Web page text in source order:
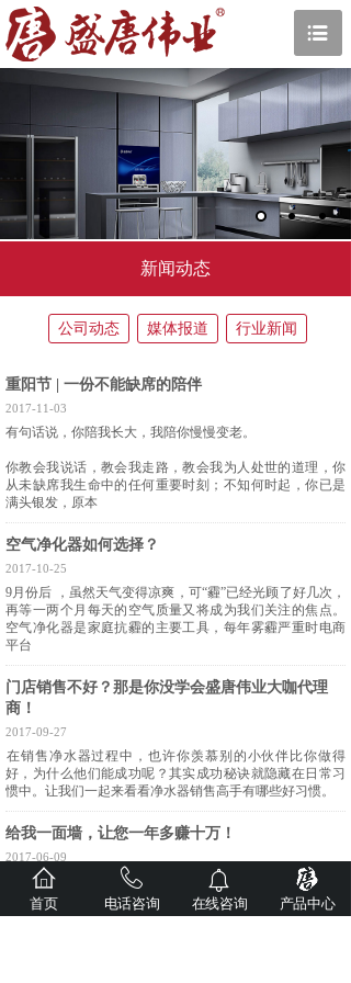
新闻动态
公司动态 媒体报道 行业新闻
重阳节 | 一份不能缺席的陪伴
2017-11-03
有句话说，你陪我长大，我陪你慢慢变老。
你教会我说话，教会我走路，教会我为人处世的道理，你
从未缺席我生命中的任何重要时刻；不知何时起，你已是
满头银发，原本
空气净化器如何选择？
2017-10-25
9月份后 ，虽然天气变得凉爽，可“霾”已经光顾了好几次，
再等一两个月每天的空气质量又将成为我们关注的焦点。
空气净化器是家庭抗霾的主要工具，每年雾霾严重时电商
平台
门店销售不好？那是你没学会盛唐伟业大咖代理
商！
2017-09-27
​在销售净水器过程中，也许你羡慕别的小伙伴比你做得
好，为什么他们能成功呢？其实成功秘诀就隐藏在日常习
惯中。让我们一起来看看净水器销售高手有哪些好习惯。
给我一面墙，让您一年多赚十万！
2017-06-09
做净水器的朋友！
你想轻松创业赚钱吗？真得不像以前那样迷茫吗？
你还在坐在店中苦逼等待客户上门，一个月却看不到几个
首页 电话咨询 在线咨询 产品中心